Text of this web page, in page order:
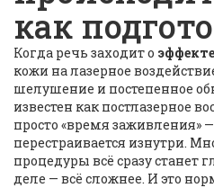
как
Когда речь заходит о
кожи на лазерное
шелушение и постепенное
известен как постлазерное
просто «время заживления»
перестраивается изнутри.
процедуры всё сразу
деле — всё сложнее. И это